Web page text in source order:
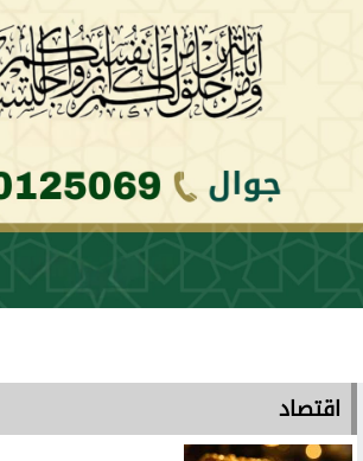
اقتصاد